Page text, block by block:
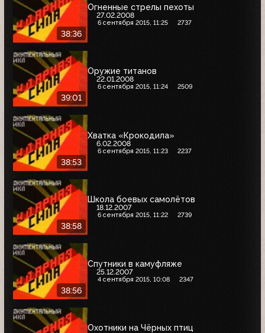
38:36
Огненные стрелы пехоты
27.02.2008
6 сентября 2015, 11:25 2737
39:01
Оружие титанов
22.01.2008
6 сентября 2015, 11:24 2509
38:53
Хватка «Крокодила»
6.02.2008
6 сентября 2015, 11:23 2237
38:58
Школа боевых самолётов
18.12.2007
6 сентября 2015, 11:22 2739
38:56
Спутники в камуфляже
25.12.2007
4 сентября 2015, 10:08 2347
Охотники на Чёрных птиц